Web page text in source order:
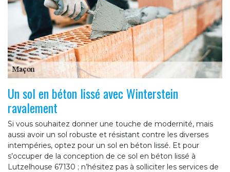
Un sol en béton lissé avec Winterstein
ravalement
Si vous souhaitez donner une touche de modernité, mais
aussi avoir un sol robuste et résistant contre les diverses
intempéries, optez pour un sol en béton lissé. Et pour
s’occuper de la conception de ce sol en béton lissé à
Lutzelhouse 67130 ; n’hésitez pas à solliciter les services de